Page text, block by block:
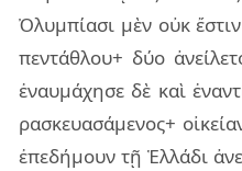
Ὀλυμ­πί­α­σι μὲν οὐκ
πεν­τά­θλου+ δύο
ἐναυ­μά­χη­σε δὲ καὶ
ρα­σκευα­σά­με­νος+
ἐπε­δή­μουν τῇ Ἑλλά­δι